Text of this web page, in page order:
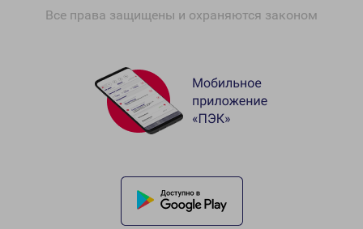
Все права защищены и охраняются законом